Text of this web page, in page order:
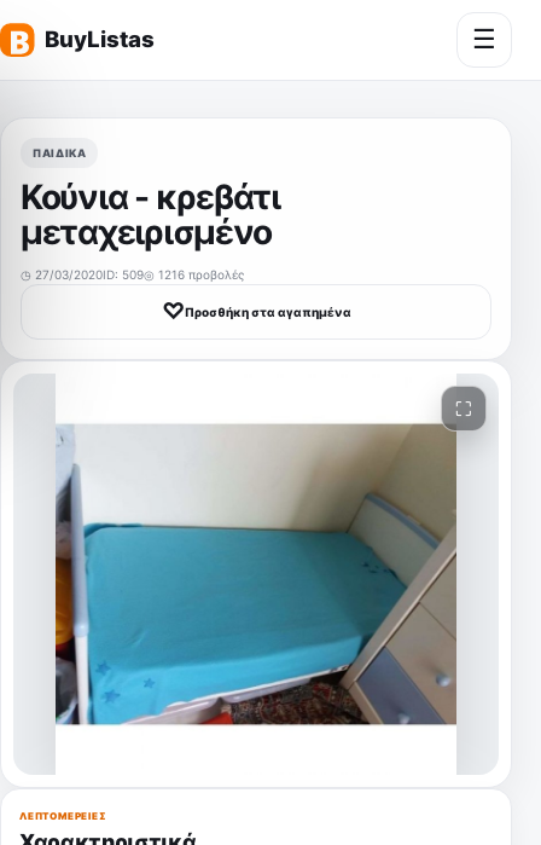
☰
ΠΑΙΔΙΚΆ
Κούνια - κρεβάτι
μεταχειρισμένο
◷ 27/03/2020ID: 509◎ 1216 προβολές
♡Προσθήκη στα αγαπημένα
ΛΕΠΤΟΜΈΡΕΙΕΣ